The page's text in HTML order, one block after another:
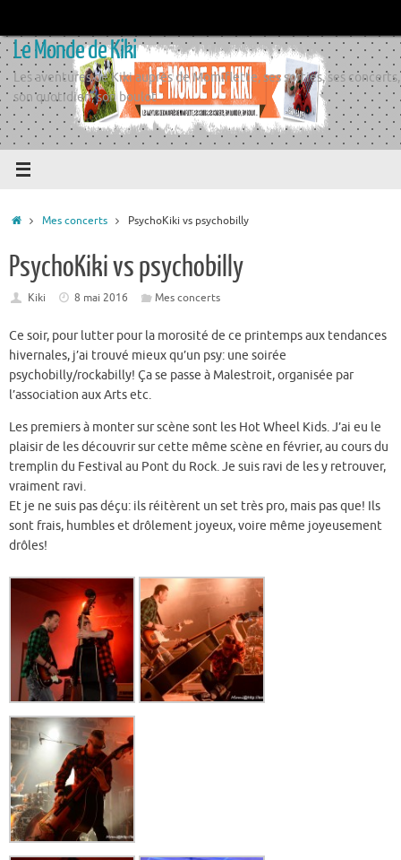
contenu
Le Monde de Kiki
Les aventures de Kiki auprès de Momiflette, ses sorties, ses concerts,
son quotidien, son boulot
Accueil
Mes concerts PsychoKiki vs psychobilly
PsychoKiki vs psychobilly
Kiki 8 mai 2016 Mes concerts
Ce soir, pour lutter pour la morosité de ce printemps aux tendances
hivernales, j’ai trouvé mieux qu’un psy: une soirée
psychobilly/rockabilly! Ça se passe à Malestroit, organisée par
l’association aux Arts etc.
Les premiers à monter sur scène sont les Hot Wheel Kids. J’ai eu le
plaisir de les découvrir sur cette même scène en février, au cours du
tremplin du Festival au Pont du Rock. Je suis ravi de les y retrouver,
vraiment ravi.
Et je ne suis pas déçu: ils réitèrent un set très pro, mais pas que! Ils
sont frais, humbles et drôlement joyeux, voire même joyeusement
drôles!